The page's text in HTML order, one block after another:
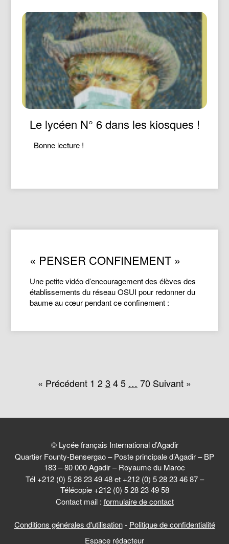
Le lycéen N° 6 dans les kiosques !
Bonne lecture !
« PENSER CONFINEMENT »
Une petite vidéo d’encouragement des élèves des
établissements du réseau OSUI pour redonner du
baume au cœur pendant ce confinement :
« Précédent 1 23 45 … 70 Suivant »
© Lycée français International d’Agadir
Quartier Founty-Bensergao – Poste principale d’Agadir – BP
183 – 80 000 Agadir – Royaume du Maroc
Tél +212 (0) 5 28 23 49 48 et +212 (0) 5 28 23 46 87 –
Télécopie +212 (0) 5 28 23 49 58
Contact mail : formulaire de contact
Conditions générales d'utilisation- Politique de confidentialité
Espace rédacteur